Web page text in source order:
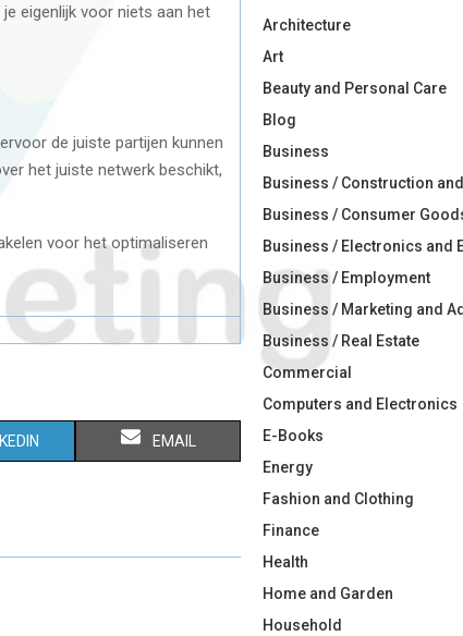
eigenlijk voor niets aan het
de juiste partijen kunnen
het juiste netwerk beschikt,
voor het optimaliseren
S
R
EMAIL
Architecture
Art
Beauty and Personal Care
Blog
Business
Business / Construction
Business / Consumer
Business / Electronics and
Business / Employment
Business / Marketing and
Business / Real Estate
Commercial
Computers and Electronics
E-Books
Energy
Fashion and Clothing
Finance
Health
Home and Garden
Household